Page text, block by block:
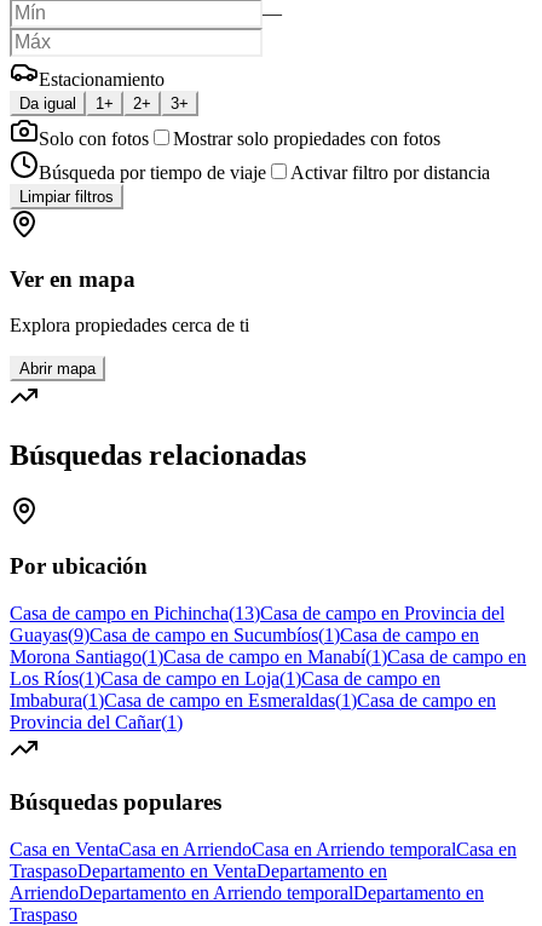
—
Estacionamiento
Da igual 1+ 2+ 3+
Solo con fotos
Mostrar solo propiedades con fotos
Búsqueda por tiempo de viaje
Activar filtro por distancia
Limpiar filtros
Ver en mapa
Explora propiedades cerca de ti
Abrir mapa
Búsquedas relacionadas
Por ubicación
Casa de campo en Pichincha(13)Casa de campo en Provincia del
Guayas(9)Casa de campo en Sucumbíos(1)Casa de campo en
Morona Santiago(1)Casa de campo en Manabí(1)Casa de campo en
Los Ríos(1)Casa de campo en Loja(1)Casa de campo en
Imbabura(1)Casa de campo en Esmeraldas(1)Casa de campo en
Provincia del Cañar(1)
Búsquedas populares
Casa en VentaCasa en ArriendoCasa en Arriendo temporalCasa en
TraspasoDepartamento en VentaDepartamento en
ArriendoDepartamento en Arriendo temporalDepartamento en
Traspaso